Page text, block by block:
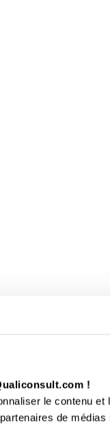
!
le contenu
de